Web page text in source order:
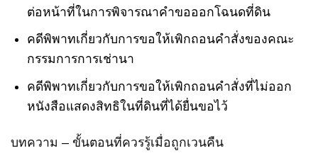
ต่อหน้าที่ในการพิจารณาคำขอออกโฉนดที่ดิน
คดีพิพาทเกี่ยวกับการขอให้เพิกถอนคำสั่งของคณะ
กรรมการการเช่านา
คดีพิพาทเกี่ยวกับการขอให้เพิกถอนคำสั่งที่ไม่ออก
หนังสือแสดงสิทธิในที่ดินที่ได้ยื่นขอไว้
บทความ – ขั้นตอนที่ควรรู้เมื่อถูกเวนคืน